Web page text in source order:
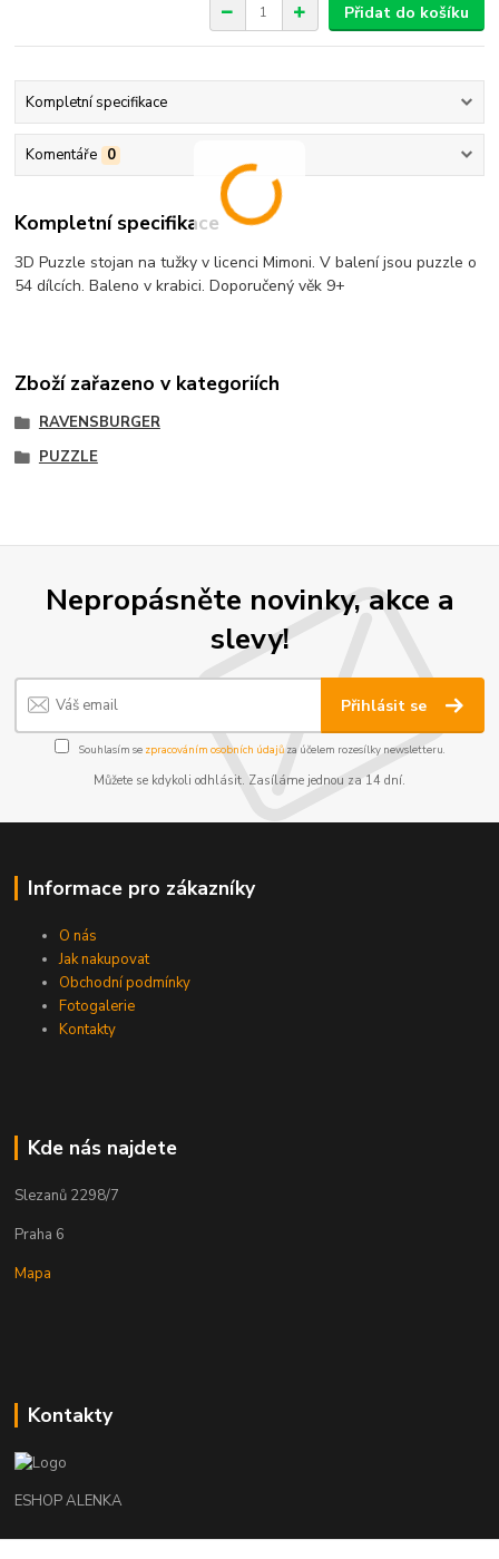
Přidat do košíku
Kompletní specifikace
Komentáře 0
Kompletní specifikace
3D Puzzle stojan na tužky v licenci Mimoni. V balení jsou puzzle o
54 dílcích. Baleno v krabici. Doporučený věk 9+
Zboží zařazeno v kategoriích
RAVENSBURGER
PUZZLE
Nepropásněte novinky, akce a
slevy!
Přihlásit se
Souhlasím se zpracováním osobních údajůza účelem rozesílky newsletteru.
Můžete se kdykoli odhlásit. Zasíláme jednou za 14 dní.
Informace pro zákazníky
O nás
Jak nakupovat
Obchodní podmínky
Fotogalerie
Kontakty
Kde nás najdete
Slezanů 2298/7
Praha 6
Mapa
Kontakty
ESHOP ALENKA